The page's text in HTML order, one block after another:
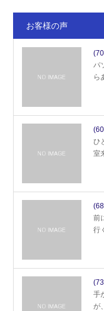
お客様の声
パ
ら
ひ
室
前
行
手
が